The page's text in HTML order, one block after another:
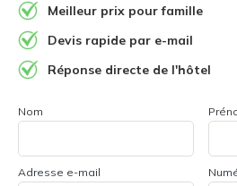
Meilleur prix pour famille
Devis rapide par e-mail
Réponse directe de l'hôtel
Nom
Adresse e-mail